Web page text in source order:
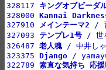
328117 キングオブビーダ
328000 Kannai
327910
メインテーマ2 /
327093 テンプレ1号 / 世
326487 老人魂 / 中井しゃ
323375 Django /
322789 素直な気持ち 応